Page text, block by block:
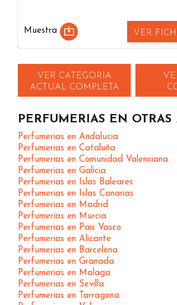
Muestra VER
VER CATEGORIA
ACTUAL COMPLETA
PERFUMERIAS EN OTRAS
Perfumerias en Andalucia
Perfumerias en Cataluña
Perfumerias en Comunidad Valenciana
Perfumerias en Galicia
Perfumerias en Islas Baleares
Perfumerias en Islas Canarias
Perfumerias en Madrid
Perfumerias en Murcia
Perfumerias en Pais Vasco
Perfumerias en Alicante
Perfumerias en Barcelona
Perfumerias en Granada
Perfumerias en Malaga
Perfumerias en Sevilla
Perfumerias en Tarragona